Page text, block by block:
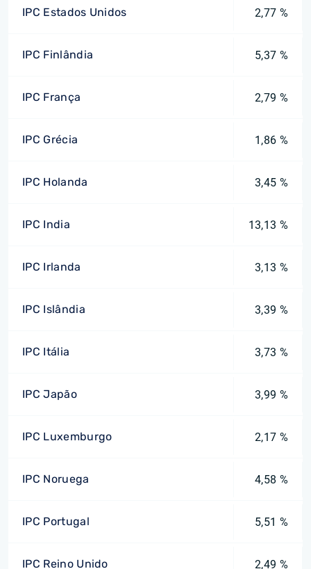
IPC Estados Unidos 2,77 %
IPC Finlândia 5,37 %
IPC França 2,79 %
IPC Grécia 1,86 %
IPC Holanda 3,45 %
IPC India 13,13 %
IPC Irlanda 3,13 %
IPC Islândia 3,39 %
IPC Itália 3,73 %
IPC Japão 3,99 %
IPC Luxemburgo 2,17 %
IPC Noruega 4,58 %
IPC Portugal 5,51 %
IPC Reino Unido 2,49 %